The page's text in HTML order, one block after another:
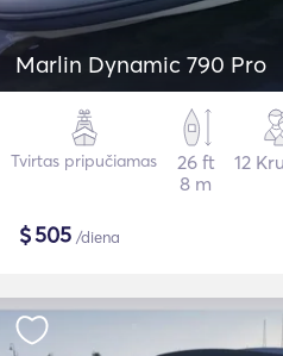
Marlin Dynamic 790 Pro
Tvirtas pripučiamas
26 ft
8 m
12
$505 /diena